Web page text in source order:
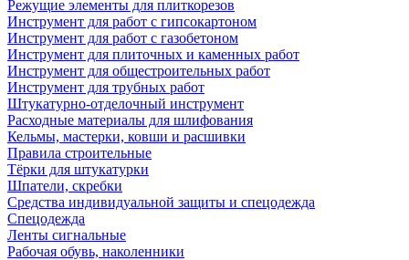
Режущие элементы для плиткорезов
Инструмент для работ с гипсокартоном
Инструмент для работ с газобетоном
Инструмент для плиточных и каменных работ
Инструмент для общестроительных работ
Инструмент для трубных работ
Штукатурно-отделочный инструмент
Расходные материалы для шлифования
Кельмы, мастерки, ковши и расшивки
Правила строительные
Тёрки для штукатурки
Шпатели, скребки
Средства индивидуальной защиты и спецодежда
Спецодежда
Ленты сигнальные
Рабочая обувь, наколенники